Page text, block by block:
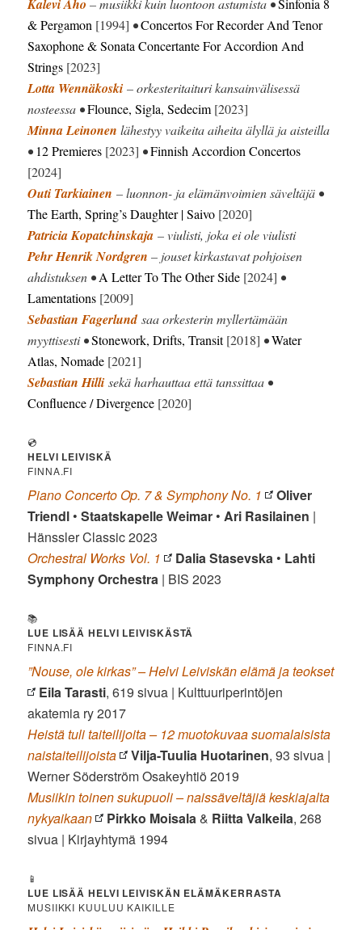
Kalevi Aho – musiikki kuin luontoon astumista •Sinfonia 8
& Pergamon [1994] •Concertos For Recorder And Tenor
Saxophone & Sonata Concertante For Accordion And
Strings [2023]
Lotta Wennäkoski – orkesteritaituri kansainvälisessä
nosteessa •Flounce, Sigla, Sedecim[2023]
Minna Leinonen lähestyy vaikeita aiheita älyllä ja aisteilla
• 12 Premieres [2023] •Finnish Accordion Concertos
[2024]
Outi Tarkiainen – luonnon- ja elämänvoimien säveltäjä •
The Earth, Spring’s Daughter | Saivo [2020]
Patricia Kopatchinskaja – viulisti, joka ei ole viulisti
Pehr Henrik Nordgren – jouset kirkastavat pohjoisen
ahdistuksen •A Letter To The Other Side [2024] •
Lamentations [2009]
Sebastian Fagerlundsaa orkesterin myllertämään
myyttisesti •Stonework, Drifts, Transit[2018] •Water
Atlas, Nomade [2021]
Sebastian Hilli sekä harhauttaa että tanssittaa •
Confluence / Divergence [2020]
💿
HELVI LEIVISKÄ
FINNA.FI
Piano Concerto Op. 7 & Symphony No. 1
Oliver
Triendl •Staatskapelle Weimar •Ari Rasilainen |
Hänssler Classic 2023
Orchestral Works Vol. 1
Dalia Stasevska • Lahti
Symphony Orchestra | BIS 2023
📚
LUE LISÄÄ HELVI LEIVISKÄSTÄ
FINNA.FI
”Nouse, ole kirkas” – Helvi Leiviskän elämä ja teokset
Eila Tarasti, 619 sivua | Kulttuuriperintöjen
akatemia ry 2017
Heistä tuli taiteilijoita – 12 muotokuvaa suomalaisista
naistaiteilijoista
Vilja-Tuulia Huotarinen, 93 sivua |
Werner Söderström Osakeyhtiö 2019
Musiikin toinen sukupuoli – naissäveltäjiä keskiajalta
nykyaikaan
Pirkko Moisala& Riitta Valkeila, 268
sivua | Kirjayhtymä 1994
📱
LUE LISÄÄ HELVI LEIVISKÄN ELÄMÄKERRASTA
MUSIIKKI KUULUU KAIKILLE